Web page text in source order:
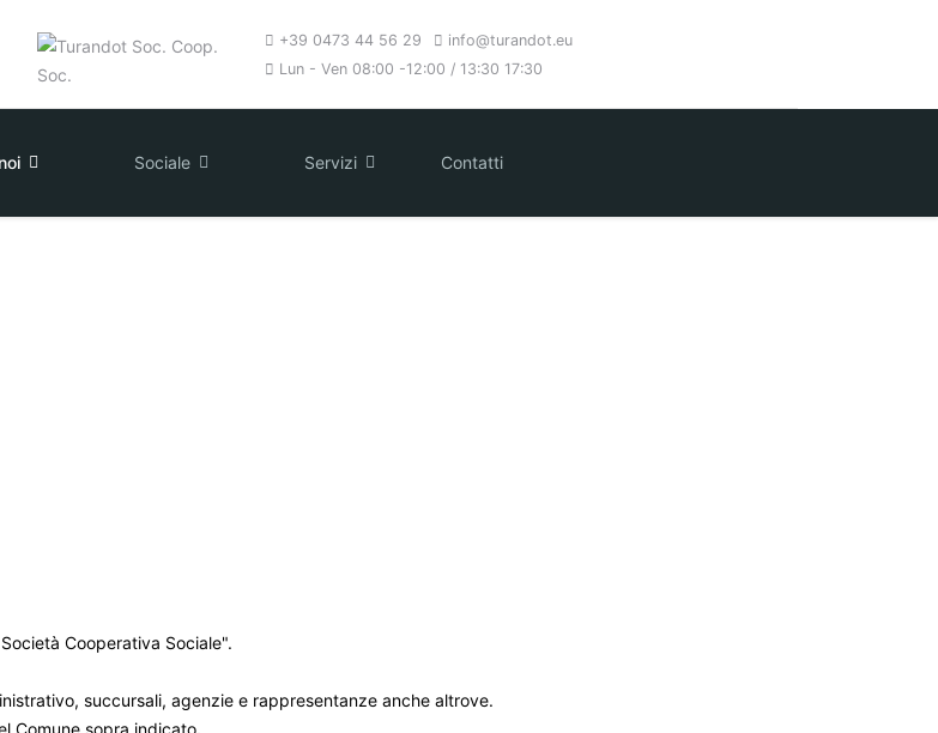
+39 0473 44 56 29
info@turandot.eu
Lun - Ven 08:00 -12:00 / 13:30 17:30
Sociale Servizi Contatti
Cooperativa Sociale".
succursali, agenzie e rappresentanze anche altrove.
Comune sopra indicato.